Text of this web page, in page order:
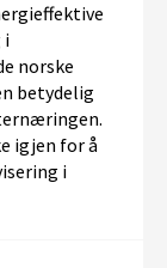
i
norske
betydelig
igjen for å
i